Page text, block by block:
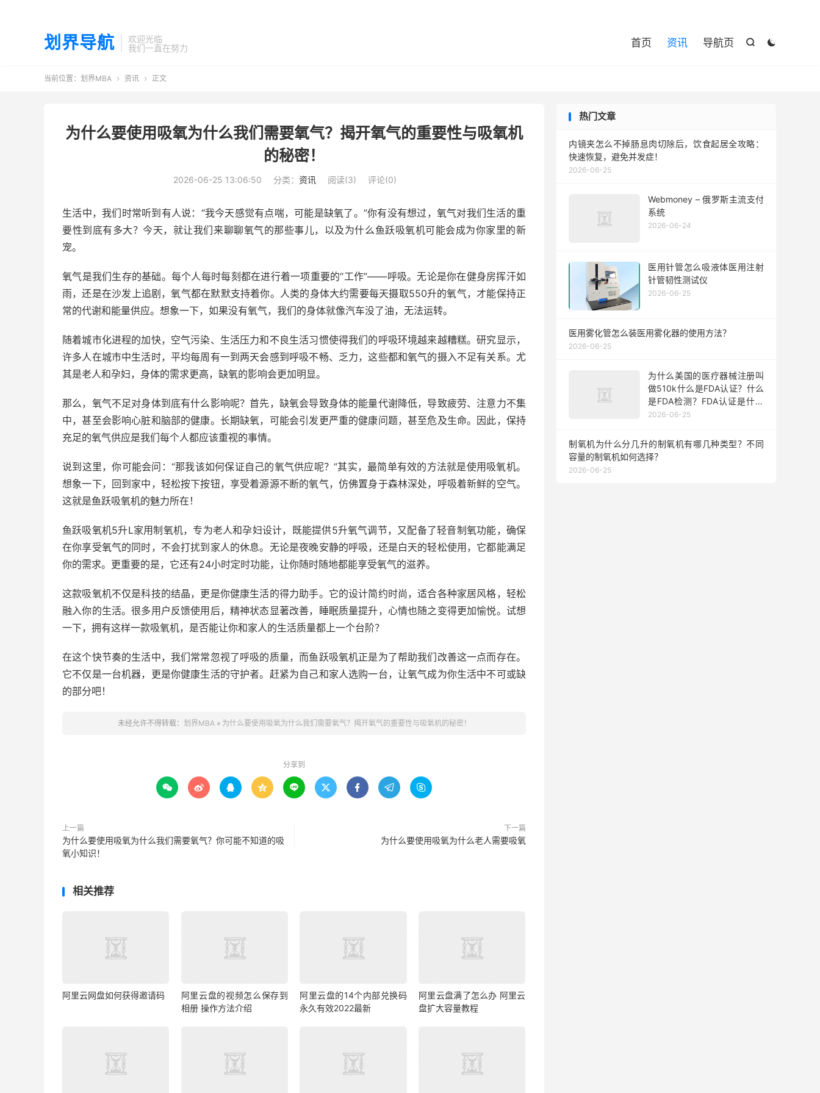
划界导航
欢迎光临
我们一直在努力


首页 资讯 导航页
当前位置： 划界MBA  资讯  正文
为什么要使用吸氧为什么我们需要氧气？揭开氧气的重要性与吸氧机
的秘密！
2026-06-25 13:06:50 分类： 资讯 阅读(3) 评论(0)
生活中，我们时常听到有人说：“我今天感觉有点喘，可能是缺氧了。”你有没有想过，氧气对我们生活的重
要性到底有多大？今天，就让我们来聊聊氧气的那些事儿，以及为什么鱼跃吸氧机可能会成为你家里的新
宠。
氧气是我们生存的基础。每个人每时每刻都在进行着一项重要的“工作”——呼吸。无论是你在健身房挥汗如
雨，还是在沙发上追剧，氧气都在默默支持着你。人类的身体大约需要每天摄取550升的氧气，才能保持正
常的代谢和能量供应。想象一下，如果没有氧气，我们的身体就像汽车没了油，无法运转。
随着城市化进程的加快，空气污染、生活压力和不良生活习惯使得我们的呼吸环境越来越糟糕。研究显示，
许多人在城市中生活时，平均每周有一到两天会感到呼吸不畅、乏力，这些都和氧气的摄入不足有关系。尤
其是老人和孕妇，身体的需求更高，缺氧的影响会更加明显。
那么，氧气不足对身体到底有什么影响呢？首先，缺氧会导致身体的能量代谢降低，导致疲劳、注意力不集
中，甚至会影响心脏和脑部的健康。长期缺氧，可能会引发更严重的健康问题，甚至危及生命。因此，保持
充足的氧气供应是我们每个人都应该重视的事情。
说到这里，你可能会问：“那我该如何保证自己的氧气供应呢？”其实，最简单有效的方法就是使用吸氧机。
想象一下，回到家中，轻松按下按钮，享受着源源不断的氧气，仿佛置身于森林深处，呼吸着新鲜的空气。
这就是鱼跃吸氧机的魅力所在！
鱼跃吸氧机5升L家用制氧机，专为老人和孕妇设计，既能提供5升氧气调节，又配备了轻音制氧功能，确保
在你享受氧气的同时，不会打扰到家人的休息。无论是夜晚安静的呼吸，还是白天的轻松使用，它都能满足
你的需求。更重要的是，它还有24小时定时功能，让你随时随地都能享受氧气的滋养。
这款吸氧机不仅是科技的结晶，更是你健康生活的得力助手。它的设计简约时尚，适合各种家居风格，轻松
融入你的生活。很多用户反馈使用后，精神状态显著改善，睡眠质量提升，心情也随之变得更加愉悦。试想
一下，拥有这样一款吸氧机，是否能让你和家人的生活质量都上一个台阶？
在这个快节奏的生活中，我们常常忽视了呼吸的质量，而鱼跃吸氧机正是为了帮助我们改善这一点而存在。
它不仅是一台机器，更是你健康生活的守护者。赶紧为自己和家人选购一台，让氧气成为你生活中不可或缺
的部分吧！
未经允许不得转载： 划界MBA» 为什么要使用吸氧为什么我们需要氧气？揭开氧气的重要性与吸氧机的秘密！
分享到
        
上一篇
为什么要使用吸氧为什么我们需要氧气？你可能不知道的吸
氧小知识！
下一篇
为什么要使用吸氧为什么老人需要吸氧
相关推荐
阿里云网盘如何获得邀请码
阿里云盘的视频怎么保存到
相册 操作方法介绍
阿里云盘的14个内部兑换码
永久有效2022最新
阿里云盘满了怎么办 阿里云
盘扩大容量教程
热门文章
内镜夹怎么不掉肠息肉切除后，饮食起居全攻略：
快速恢复，避免并发症！
2026-06-25
Webmoney – 俄罗斯主流支付
系统
2026-06-24
医用针管怎么吸液体医用注射
针管韧性测试仪
2026-06-25
医用雾化管怎么装医用雾化器的使用方法？
2026-06-25
为什么美国的医疗器械注册叫
做510k什么是FDA认证？什么
是FDA检测？FDA认证是什么
意思？
2026-06-25
制氧机为什么分几升的制氧机有哪几种类型？不同
容量的制氧机如何选择？
2026-06-25